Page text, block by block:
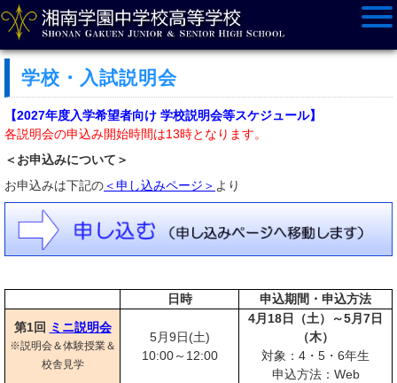
学校・入試説明会
【2027年度入学希望者向け 学校説明会等スケジュール】
各説明会の申込み開始時間は13時となります。
＜お申込みについて＞
お申込みは下記の＜申し込みページ＞ より
日時
申込期間・申込方法
第1回 ミニ説明会
※説明会＆体験授業＆
校舎見学
5月9日(土)
10:00～12:00
4月18日（土）～5月7日
（木）
対象：4・5・6年生
申込方法：Web